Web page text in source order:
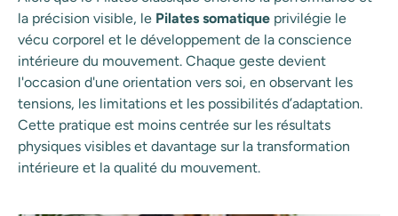
la précision visible, le Pilates somatique privilégie le
vécu corporel et le développement de la conscience
intérieure du mouvement. Chaque geste devient
l'occasion d'une orientation vers soi, en observant les
tensions, les limitations et les possibilités d’adaptation.
Cette pratique est moins centrée sur les résultats
physiques visibles et davantage sur la transformation
intérieure et la qualité du mouvement.